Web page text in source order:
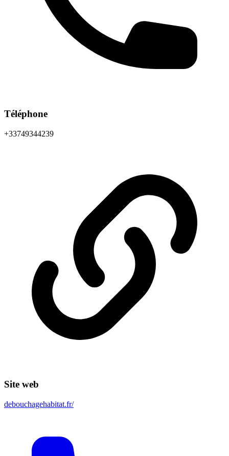
Téléphone
+33749344239
Site web
debouchagehabitat.fr/